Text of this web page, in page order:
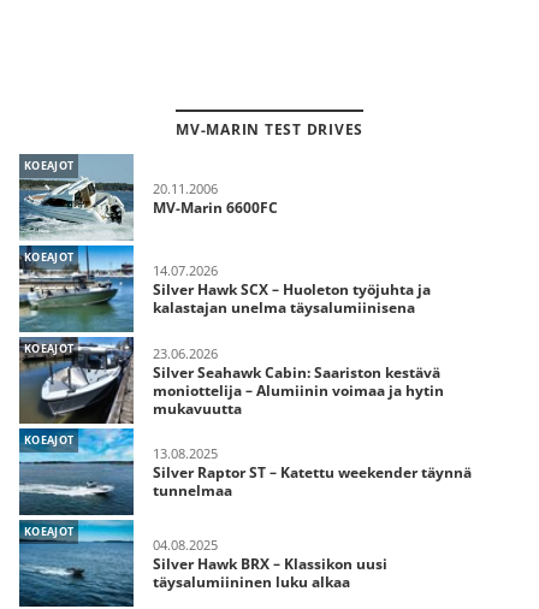
MV-MARIN TEST DRIVES
KOEAJOT
20.11.2006
MV-Marin 6600FC
KOEAJOT
14.07.2026
Silver Hawk SCX – Huoleton työjuhta ja
kalastajan unelma täysalumiinisena
KOEAJOT 23.06.2026
Silver Seahawk Cabin: Saariston kestävä
moniottelija – Alumiinin voimaa ja hytin
mukavuutta
KOEAJOT
13.08.2025
Silver Raptor ST – Katettu weekender täynnä
tunnelmaa
KOEAJOT
04.08.2025
Silver Hawk BRX – Klassikon uusi
täysalumiininen luku alkaa